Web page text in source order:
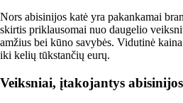
Nors abisinijos katė yra pakankamai
skirtis priklausomai nuo daugelio
amžius bei kūno savybės. Vidutinė
iki kelių tūkstančių eurų.
Veiksniai, įtakojantys